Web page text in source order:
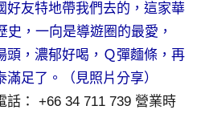
好友特地帶我們去的，這家華
史，一向是導遊圈的最愛，
頭，濃郁好喝，Ｑ彈麵條，再
足了。（見照片分享）
話： +66 34 711 739 營業時